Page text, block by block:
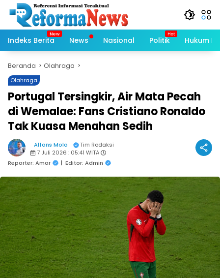
Langsung
konten
Indeks Berita
News Nasional Politik Hukum
Beranda Olahraga
Olahraga
Portugal Tersingkir, Air Mata Pecah
di Wemalae: Fans Cristiano Ronaldo
Tak Kuasa Menahan Sedih
Alfons Molo
Tim Redaksi
7 Juli 2026 : 05:41 WITA
Reporter: Amor
| Editor: Admin